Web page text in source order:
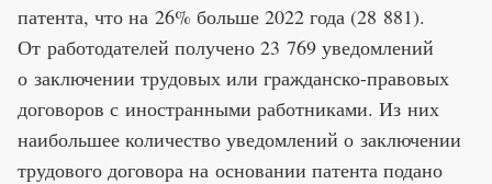
патента, что на 26% больше 2022 года (28 881).
От работодателей получено 23 769 уведомлений
о заключении трудовых или гражданско-правовых
договоров с иностранными работниками. Из них
наибольшее количество уведомлений о заключении
трудового договора на основании патента подано